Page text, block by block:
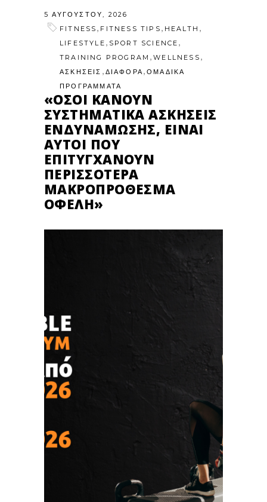
5 ΑΥΓΟΎΣΤΟΥ, 2026
FITNESS , FITNESS TIPS , HEALTH ,
LIFESTYLE , SPORT SCIENCE ,
TRAINING PROGRAM ,WELLNESS ,
ΑΣΚΗΣΕΙΣ , ΔΙΑΦΟΡΑ ,ΟΜΑΔΙΚΑ
ΠΡΟΓΡΑΜΜΑΤΑ
«ΌΣΟΙ ΚΆΝΟΥΝ
ΣΥΣΤΗΜΑΤΙΚΆ ΑΣΚΉΣΕΙΣ
ΕΝΔΥΝΆΜΩΣΗΣ, ΕΊΝΑΙ
ΑΥΤΟΊ ΠΟΥ
ΕΠΙΤΥΓΧΆΝΟΥΝ
ΠΕΡΙΣΣΌΤΕΡΑ
ΜΑΚΡΟΠΡΌΘΕΣΜΑ
ΟΦΈΛΗ»